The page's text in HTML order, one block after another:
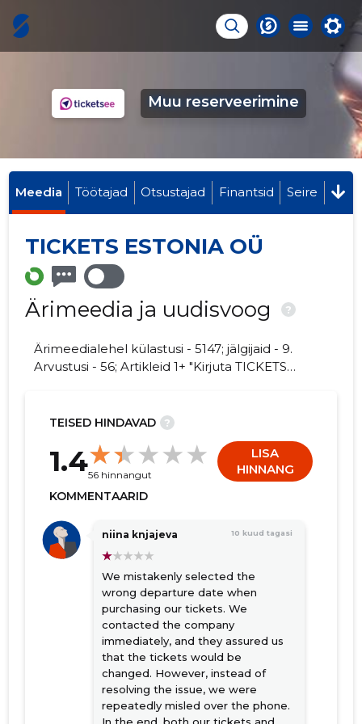
Muu reserveerimine
Meedia Töötajad Otsustajad Finantsid Seire
TICKETS ESTONIA OÜ
Ärimeedia ja uudisvoog ?
Ärimeedialehel külastusi - 5147; jälgijaid - 9.
Arvustusi - 56; Artikleid 1+ "Kirjuta TICKETS
TEISED HINDAVAD ?
1.456 hinnangut
LISA
HINNANG
KOMMENTAARID
niina knjajeva 10 kuud tagasi
We mistakenly selected the
wrong departure date when
purchasing our tickets. We
contacted the company
immediately, and they assured us
that the tickets would be
changed. However, instead of
resolving the issue, we were
repeatedly misled over the phone.